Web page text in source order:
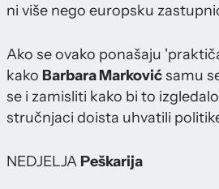
ni više nego europsku
Ako se ovako ponašaju
kako Barbara Markovićsamu
se i zamisliti kako bi to
stručnjaci doista uhvatili
NEDJELJA Peškarija